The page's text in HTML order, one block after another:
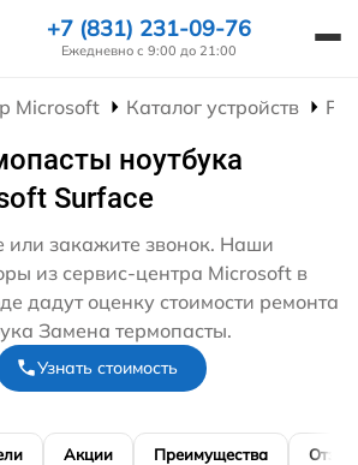
+7 (831) 231-09-76
Ежедневно с 9:00 до 21:00
Microsoft Каталог устройств
ноутбука
Surface
или закажите звонок. Наши
из сервис-центра Microsoft в
дадут оценку стоимости ремонта
Замена термопасты.
Узнать стоимость
Акции Преимущества